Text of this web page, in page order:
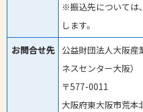
※振込先については
します。
お問合せ先
公益財団法人大阪
ネスセンター大阪）
〒577-0011
大阪府東大阪市荒